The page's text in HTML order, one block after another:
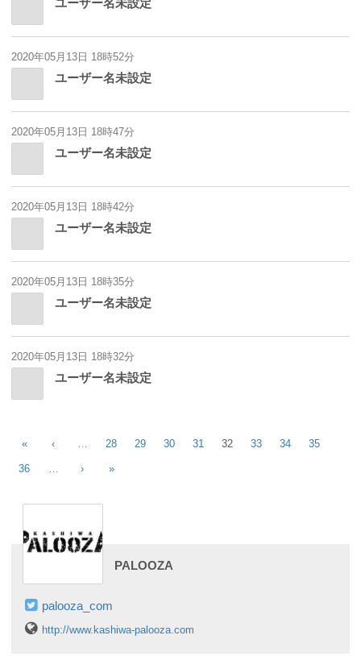
ユーザー名未設定
2020年05月13日 18時52分
ユーザー名未設定
2020年05月13日 18時47分
ユーザー名未設定
2020年05月13日 18時42分
ユーザー名未設定
2020年05月13日 18時35分
ユーザー名未設定
2020年05月13日 18時32分
ユーザー名未設定
« ‹ … 28 29 30 31 32 33 34 35
36 … › »
PALOOZA
palooza_com
http://www.kashiwa-palooza.com